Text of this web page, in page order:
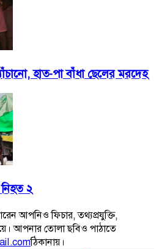
হাত-পা বাঁধা ছেলের মরদেহ
২
আপনিও ফিচার, তথ্যপ্রযুক্তি,
আপনার তোলা ছবিও পাঠাতে
ঠিকানায়।